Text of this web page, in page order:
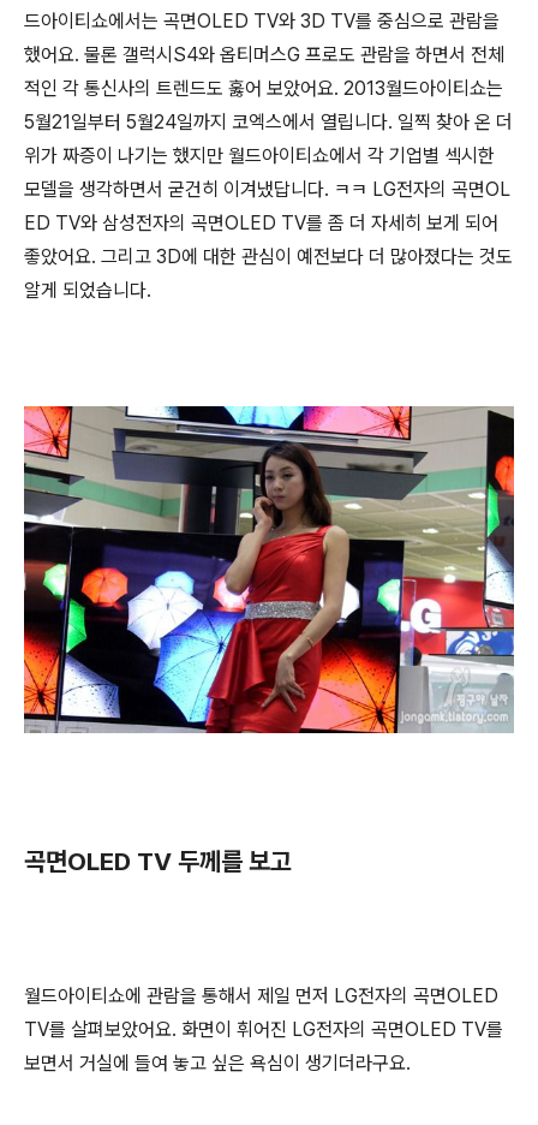
드아이티쇼에서는 곡면OLED TV와 3D TV를 중심으로 관람을
했어요. 물론 갤럭시S4와 옵티머스G 프로도 관람을 하면서 전체
적인 각 통신사의 트렌드도 훓어 보았어요. 2013월드아이티쇼는
5월21일부터 5월24일까지 코엑스에서 열립니다. 일찍 찾아 온 더
위가 짜증이 나기는 했지만 월드아이티쇼에서 각 기업별 섹시한
모델을 생각하면서 굳건히 이겨냈답니다. ㅋㅋ LG전자의 곡면OL
ED TV와 삼성전자의 곡면OLED TV를 좀 더 자세히 보게 되어
좋았어요. 그리고 3D에 대한 관심이 예전보다 더 많아졌다는 것도
알게 되었습니다.
곡면OLED TV 두께를 보고
월드아이티쇼에 관람을 통해서 제일 먼저 LG전자의 곡면OLED
TV를 살펴보았어요. 화면이 휘어진 LG전자의 곡면OLED TV를
보면서 거실에 들여 놓고 싶은 욕심이 생기더라구요.